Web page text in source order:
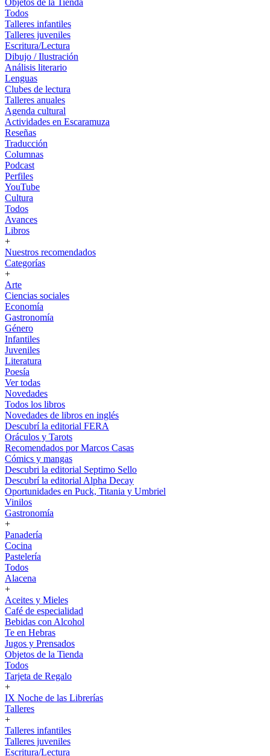
Objetos de la Tienda
Todos
Talleres infantiles
Talleres juveniles
Escritura/Lectura
Dibujo / Ilustración
Análisis literario
Lenguas
Clubes de lectura
Talleres anuales
Agenda cultural
Actividades en Escaramuza
Reseñas
Traducción
Columnas
Podcast
Perfiles
YouTube
Cultura
Todos
Avances
Libros
+
Nuestros recomendados
Categorías
+
Arte
Ciencias sociales
Economía
Gastronomía
Género
Infantiles
Juveniles
Literatura
Poesía
Ver todas
Novedades
Todos los libros
Novedades de libros en inglés
Descubrí la editorial FERA
Oráculos y Tarots
Recomendados por Marcos Casas
Cómics y mangas
Descubri la editorial Septimo Sello
Descubrí la editorial Alpha Decay
Oportunidades en Puck, Titania y Umbriel
Vinilos
Gastronomía
+
Panadería
Cocina
Pastelería
Todos
Alacena
+
Aceites y Mieles
Café de especialidad
Bebidas con Alcohol
Te en Hebras
Jugos y Prensados
Objetos de la Tienda
Todos
Tarjeta de Regalo
+
IX Noche de las Librerías
Talleres
+
Talleres infantiles
Talleres juveniles
Escritura/Lectura